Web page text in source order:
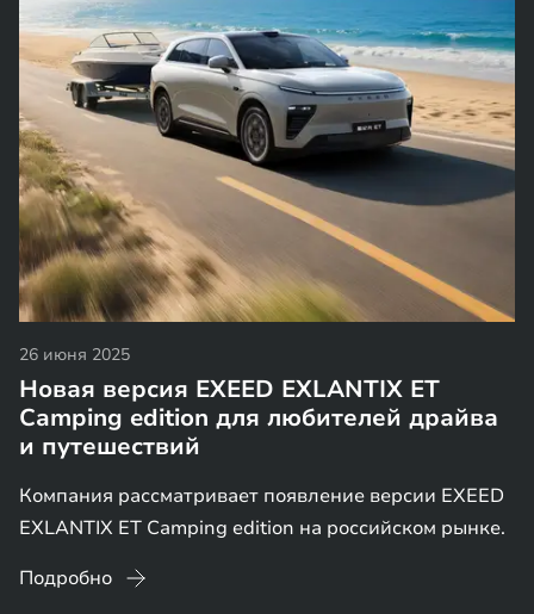
26 июня 2025
Новая версия EXEED EXLANTIX ET
Camping edition для любителей драйва
и путешествий
Компания рассматривает появление версии EXEED
EXLANTIX ET Camping edition на российском рынке.
Подробно